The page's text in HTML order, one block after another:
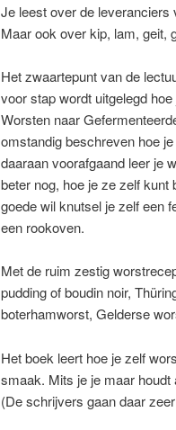
Je leest over de leveranciers
Maar ook over kip, lam, geit,
Het zwaartepunt van de
voor stap wordt uitgelegd
Worsten naar
omstandig beschreven hoe
daaraan voorafgaand leer je
beter nog, hoe je ze zelf kunt
goede wil knutsel je zelf een
een rookoven.
Met de ruim zestig
pudding of boudin noir,
boterhamworst, Gelderse
Het boek leert hoe je zelf
smaak. Mits je je maar houdt
(De schrijvers gaan daar